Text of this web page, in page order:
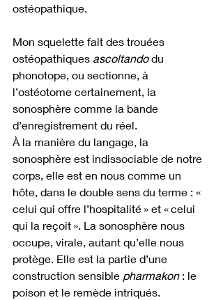
ostéopathique.
Mon squelette fait des trouées
ostéopathiques ascoltando du
phonotope, ou sectionne, à
l’ostéotome certainement, la
sonosphère comme la bande
d’enregistrement du réel.
À la manière du langage, la
sonosphère est indissociable de notre
corps, elle est en nous comme un
hôte, dans le double sens du terme : «
celui qui offre l’hospitalité » et « celui
qui la reçoit ». La sonosphère nous
occupe, virale, autant qu’elle nous
protège. Elle est la partie d’une
construction sensible pharmakon : le
poison et le remède intriqués.